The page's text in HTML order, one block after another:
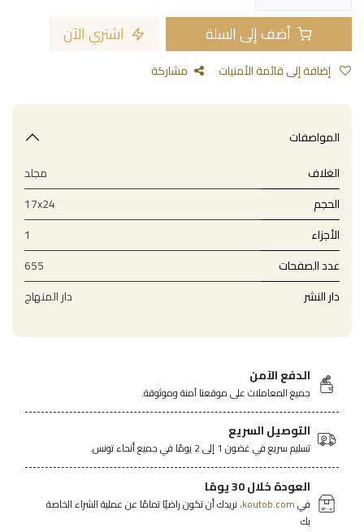
أضف إلى السلة اشتري الآن
مشاركة
المواصفات
الغلاف
مجلد
الحجم
17x24
الأجزاء
1
عدد الصفحات
655
دار النشر
دار المنهاج
الدفع الآمن
جميع المعاملات على موقعنا آمنة وموثوقة.
التوصيل السريع
تسليم سريع في غضون 1 إلى 2 يومًا في جميع أنحاء تونس.
العودة خلال 30 يومًا
فيkoutob.com، نريدك أن تكون راضيًا تمامًا عن عملية الشراء الخاصة
بك